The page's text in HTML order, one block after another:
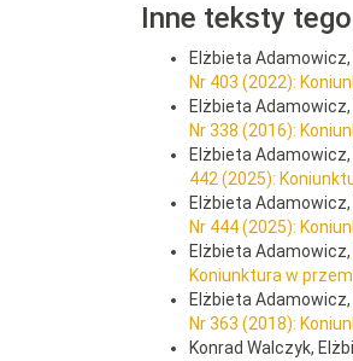
Inne teksty
Elżbieta
Nr 403 (2022):
Elżbieta
Nr 338 (2016):
Elżbieta
442 (2025):
Elżbieta
Nr 444 (2025):
Elżbieta Adamowicz,
Koniunktura w
Elżbieta
Nr 363 (2018):
Konrad Walczyk,